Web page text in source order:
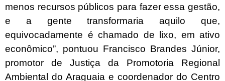
menos recursos públicos para fazer essa gestão,
e a gente transformaria aquilo que,
equivocadamente é chamado de lixo, em ativo
econômico”, pontuou Francisco Brandes Júnior,
promotor de Justiça da Promotoria Regional
Ambiental do Araguaia e coordenador do Centro